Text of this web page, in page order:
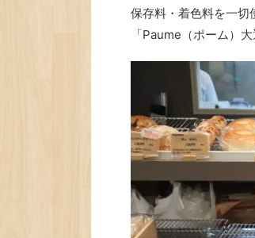
保存料・着色料を一切
「Paume（ポーム）